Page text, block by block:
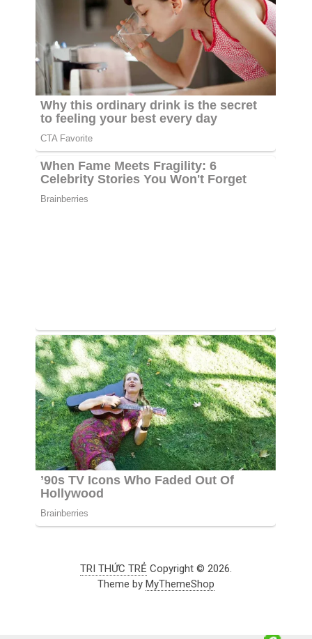
TRI THỨC TRẺ Copyright © 2026.
Theme by MyThemeShop